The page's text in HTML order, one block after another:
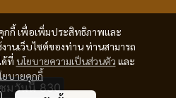
กกี้ เพื่อเพิ่มประสิทธิภาพและ
านเว็บไซต์ของท่าน ท่านสามารถ
ด้ที่ นโยบายความเป็นส่วนตัว และ
ยบายคุกกี้
.
ชมวันนี้830